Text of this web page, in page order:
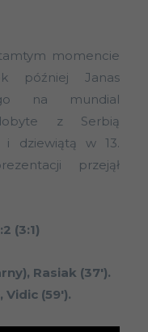
momencie
później Janas
na mundial
z Serbią
i dziewiątą w 13.
przejął
(3:1)
Rasiak (37′).
(59′).